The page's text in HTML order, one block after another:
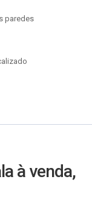
paredes
à venda,